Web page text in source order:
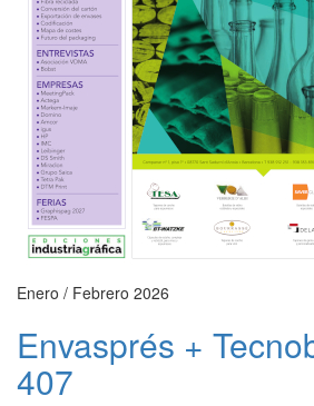
Enero / Febrero 2026
Envasprés +
407